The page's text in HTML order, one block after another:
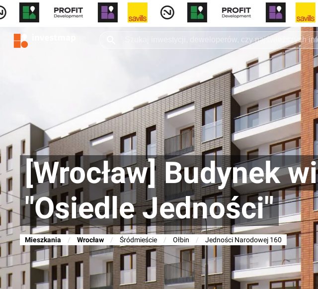
[Wrocław] Budynek
"Osiedle Jedności"
Mieszkania / Wrocław / Śródmieście / Ołbin / Jedności Narodowej 160